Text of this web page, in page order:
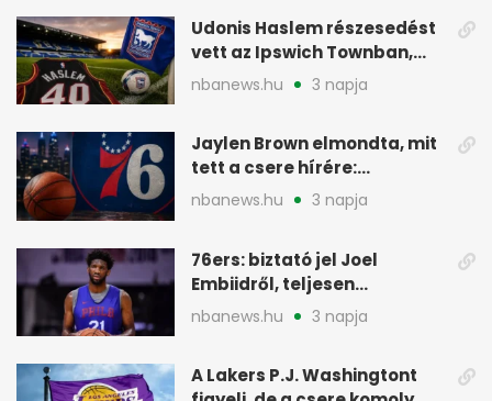
Udonis Haslem részesedést
vett az Ipswich Townban,
Premier League-szereplés
nbanews.hu 3 napja
Jaylen Brown elmondta, mit
tett a csere hírére:
elhajította a telefonját
nbanews.hu 3 napja
76ers: biztató jel Joel
Embiidről, teljesen
egészségesen készül
nbanews.hu 3 napja
A Lakers P.J. Washingtont